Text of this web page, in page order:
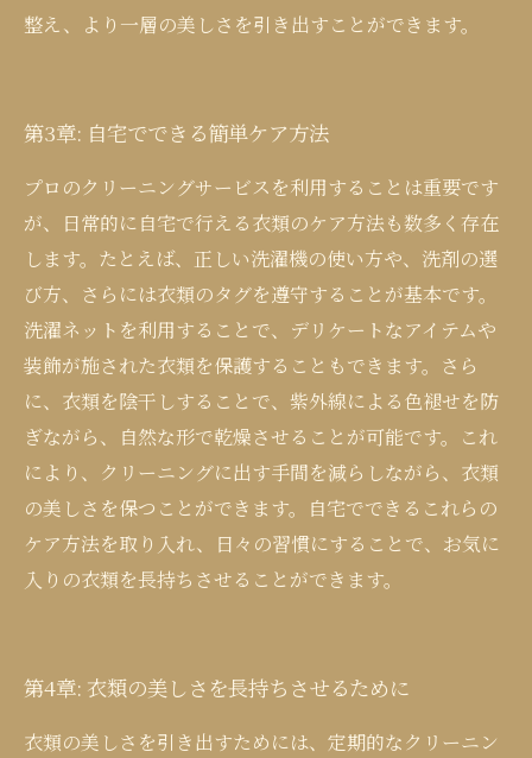
整え、より一層の美しさを引き出すことができます。
第3章: 自宅でできる簡単ケア方法
プロのクリーニングサービスを利用することは重要です
が、日常的に自宅で行える衣類のケア方法も数多く存在
します。たとえば、正しい洗濯機の使い方や、洗剤の選
び方、さらには衣類のタグを遵守することが基本です。
洗濯ネットを利用することで、デリケートなアイテムや
装飾が施された衣類を保護することもできます。さら
に、衣類を陰干しすることで、紫外線による色褪せを防
ぎながら、自然な形で乾燥させることが可能です。これ
により、クリーニングに出す手間を減らしながら、衣類
の美しさを保つことができます。自宅でできるこれらの
ケア方法を取り入れ、日々の習慣にすることで、お気に
入りの衣類を長持ちさせることができます。
第4章: 衣類の美しさを長持ちさせるために
衣類の美しさを引き出すためには、定期的なクリーニン